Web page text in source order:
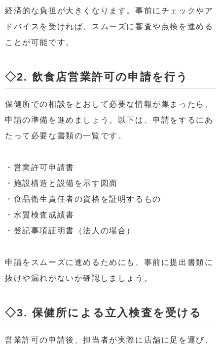
経済的な負担が大きくなります。事前にチェックやア
ドバイスを受ければ、スムーズに審査や点検を進める
ことが可能です。
◇2. 飲食店営業許可の申請を行う
保健所での相談をとおして必要な情報が集まったら、
申請の準備を進めましょう。以下は、申請をするにあ
たって必要な書類の一覧です。
・営業許可申請書
・施設構造と設備を示す図面
・食品衛生責任者の資格を証明するもの
・水質検査成績書
・登記事項証明書（法人の場合）
申請をスムーズに進めるためにも、事前に提出書類に
抜けや漏れがないか確認しましょう。
◇3. 保健所による立入検査を受ける
営業許可の申請後、担当者が実際に店舗に足を運び、